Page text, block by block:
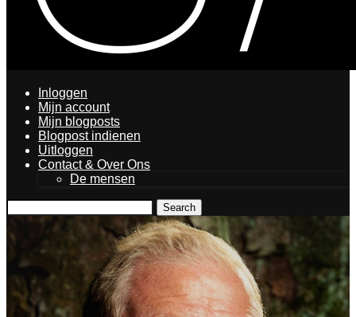
Inloggen
Mijn account
Mijn blogposts
Blogpost indienen
Uitloggen
Contact & Over Ons
De mensen
Search